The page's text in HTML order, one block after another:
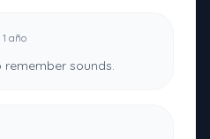
año
remember sounds.